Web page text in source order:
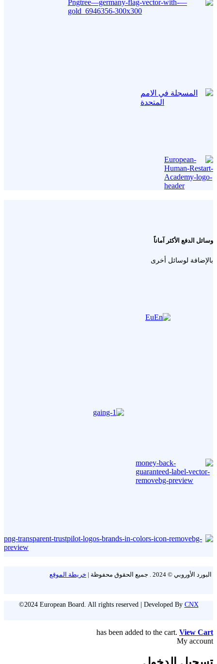
وسائل الدفع الأكثر آماناً
بالإضافة لوسائل أخرى
البورد الأوروبي © 2024 . جميع الحقوق محفوظة | خريطة الموقع
©2024 European Board. All rights reserved | Developed By CNX
has been added to the cart. View Cart
My account